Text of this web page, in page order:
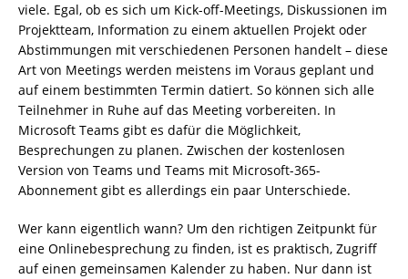
viele. Egal, ob es sich um Kick-off-Meetings, Diskussionen im
Projektteam, Information zu einem aktuellen Projekt oder
Abstimmungen mit verschiedenen Personen handelt – diese
Art von Meetings werden meistens im Voraus geplant und
auf einem bestimmten Termin datiert. So können sich alle
Teilnehmer in Ruhe auf das Meeting vorbereiten. In
Microsoft Teams gibt es dafür die Möglichkeit,
Besprechungen zu planen. Zwischen der kostenlosen
Version von Teams und Teams mit Microsoft-365-
Abonnement gibt es allerdings ein paar Unterschiede.
Wer kann eigentlich wann? Um den richtigen Zeitpunkt für
eine Onlinebesprechung zu finden, ist es praktisch, Zugriff
auf einen gemeinsamen Kalender zu haben. Nur dann ist